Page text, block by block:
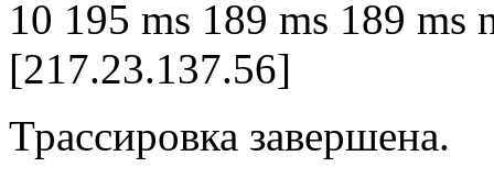
10 195 ms 189 ms 189 ms
[217.23.137.56]
Трассировка завершена.